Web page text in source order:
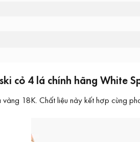
cỏ 4 lá chính hãng White
vàng 18K. Chất liệu này kết hợp cùng